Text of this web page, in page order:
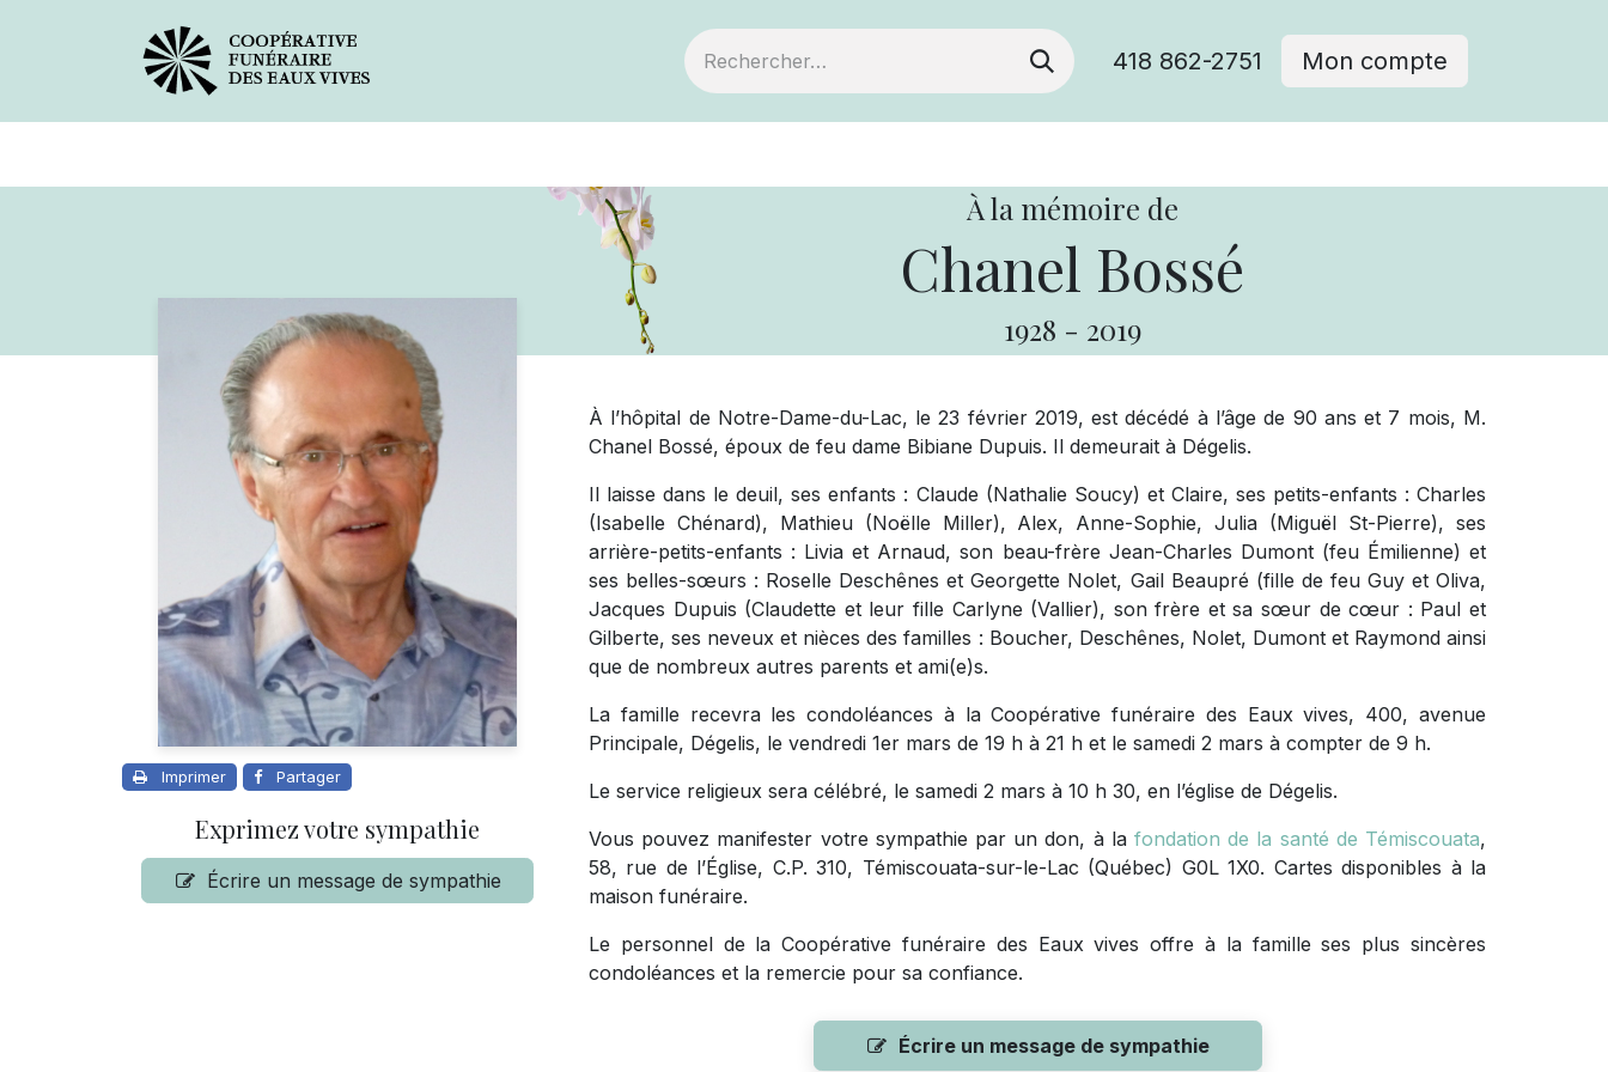
418 862-2751 Mon compte
À la mémoire de
Chanel Bossé
1928 - 2019
Imprimer Partager
Exprimez votre sympathie
Écrire un message de sympathie
À l’hôpital de Notre-Dame-du-Lac, le 23 février 2019, est décédé à l’âge de 90 ans et 7 mois, M.
Chanel Bossé, époux de feu dame Bibiane Dupuis. Il demeurait à Dégelis.
Il laisse dans le deuil, ses enfants : Claude (Nathalie Soucy) et Claire, ses petits-enfants : Charles
(Isabelle Chénard), Mathieu (Noëlle Miller), Alex, Anne-Sophie, Julia (Miguël St-Pierre), ses
arrière-petits-enfants : Livia et Arnaud, son beau-frère Jean-Charles Dumont (feu Émilienne) et
ses belles-sœurs : Roselle Deschênes et Georgette Nolet, Gail Beaupré (fille de feu Guy et Oliva,
Jacques Dupuis (Claudette et leur fille Carlyne (Vallier), son frère et sa sœur de cœur : Paul et
Gilberte, ses neveux et nièces des familles : Boucher, Deschênes, Nolet, Dumont et Raymond ainsi
que de nombreux autres parents et ami(e)s.
La famille recevra les condoléances à la Coopérative funéraire des Eaux vives, 400, avenue
Principale, Dégelis, le vendredi 1er mars de 19 h à 21 h et le samedi 2 mars à compter de 9 h.
Le service religieux sera célébré, le samedi 2 mars à 10 h 30, en l’église de Dégelis.
Vous pouvez manifester votre sympathie par un don, à la fondation de la santé de Témiscouata,
58, rue de l’Église, C.P. 310, Témiscouata-sur-le-Lac (Québec) G0L 1X0. Cartes disponibles à la
maison funéraire.
Le personnel de la Coopérative funéraire des Eaux vives offre à la famille ses plus sincères
condoléances et la remercie pour sa confiance.
Écrire un message de sympathie